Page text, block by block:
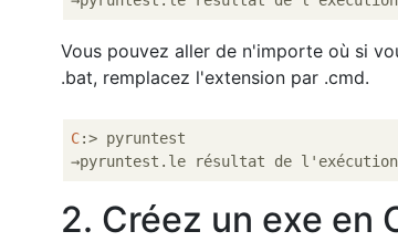
Vous pouvez aller de n'importe où si
.bat, remplacez l'extension par .cmd.
C:> pyruntest
2. Créez un exe en